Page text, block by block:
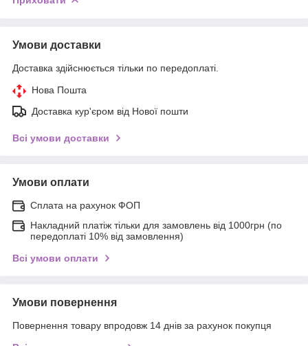
Умови доставки
Доставка здійснюється тільки по передоплаті.
Нова Пошта
Доставка кур'єром від Нової пошти
Всі умови доставки
Умови оплати
Сплата на рахунок ФОП
Накладний платіж тільки для замовлень від 1000грн (по
передоплаті 10% від замовлення)
Всі умови оплати
Умови повернення
Повернення товару впродовж 14 днів за рахунок покупця